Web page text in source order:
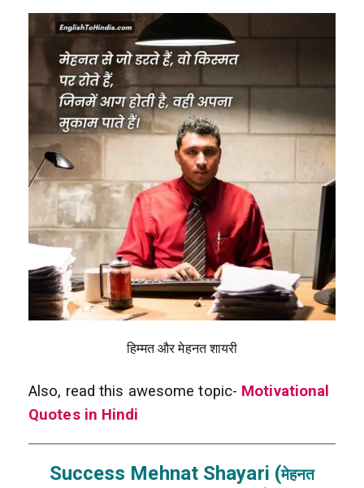
हिम्मत और मेहनत शायरी
Also, read this awesome topic- Motivational
Quotes in Hindi
Success Mehnat Shayari (मेहनत